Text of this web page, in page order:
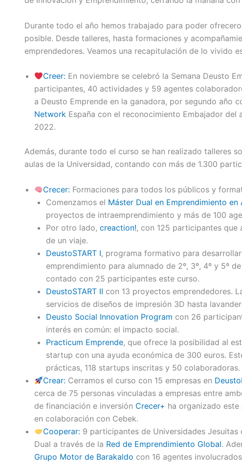
Durante todo el año hemos trabajado para poder
posible. Desde talleres, hasta formaciones y
emprendedores. Veamos una recapitulación de lo vivido
Creer:En noviembre se celebró la Semana Deusto
participantes, 40 actividades y 59 agentes
a Deusto Emprende en la ganadora, por segundo año
Network España con el reconocimiento Embajador del
2022.
Además, durante todo el curso se han realizado talleres
aulas de la Universidad, contando con más de 1.300
Crecer:Formaciones para todos los públicos y
Comenzamos el Máster Dual en Emprendimiento en
proyectos de intraemprendimiento y más de 100
Por otro lado, creaction!, con 125 participantes que
de un viaje.
DeustoSTART I, programa formativo para
emprendimiento para alumnado de 2º, 3º, 4º y 5º
contado con 25 participantes este curso.
DeustoSTART II con 13 proyectos emprendedores.
servicios de diseños de impresión 3D hasta
Deusto Social Innovation Program con 26
interés en común: el impacto social.
Practicum Emprende, que ofrece la posibilidad al
startup con una ayuda económica de 300 euros.
prácticas, 118 startups inscritas y 50 colaboradoras.
Crear:Cerramos el curso con 15 empresas en
cerca de 75 personas vinculadas a empresas entre
de financiación e inversión Crecer+ ha organizado este
en colaboración con Cebek.
Cooperar:9 participantes de Universidades Jesuitas
Dual a través de la Red de Emprendimiento Global.
Grupo Motor de Barakaldo con 16 agentes